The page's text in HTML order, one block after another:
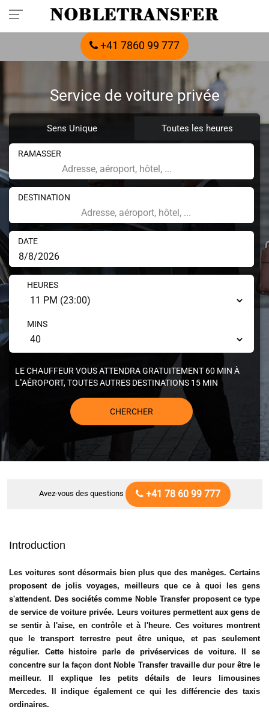
Réservez votre transfert privé à l'avance :
appelez-nous
+41 7860 99 777
Service de voiture privée
Sens Unique Toutes les heures
RAMASSER
DESTINATION
DATE
HEURES
MINS
LE CHAUFFEUR VOUS ATTENDRA GRATUITEMENT 60 MIN À
L"AÉROPORT, TOUTES AUTRES DESTINATIONS 15 MIN
CHERCHER
Avez-vous des questions +41 78 60 99 777
Introduction
Les voitures sont désormais bien plus que des manèges. Certains
proposent de jolis voyages, meilleurs que ce à quoi les gens
s'attendent. Des sociétés comme Noble Transfer proposent ce type
deservice de voiture privée. Leurs voitures permettent aux gens de
se sentir à l'aise, en contrôle et à l'heure. Ces voitures montrent
que le transport terrestre peut être unique, et pas seulement
régulier. Cette histoire parle de privéservices de voiture. Il se
concentre sur la façon dont Noble Transfer travaille dur pour être le
meilleur. Il explique les petits détails de leurs limousines
Mercedes. Il indique également ce qui les différencie des taxis
ordinaires.